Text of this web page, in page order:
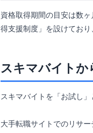
資格取得期間の目安は数
得支援制度」を設けてお
スキマバイトか
スキマバイトを「お試し
大手転職サイトでのリサ